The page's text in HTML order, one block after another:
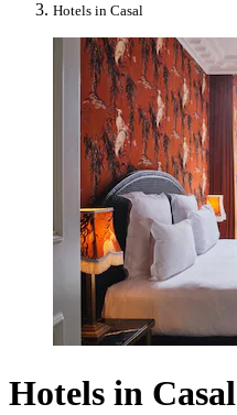
Hotels in Casal
Hotels in Casal